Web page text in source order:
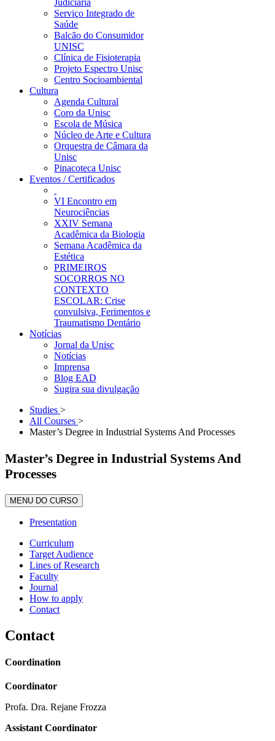
Judiciária
Serviço Integrado de
Saúde
Balcão do Consumidor
UNISC
Clínica de Fisioterapia
Projeto Espectro Unisc
Centro Socioambiental
Cultura
Agenda Cultural
Coro da Unisc
Escola de Música
Núcleo de Arte e Cultura
Orquestra de Câmara da
Unisc
Pinacoteca Unisc
Eventos / Certificados
VI Encontro em
Neurociências
XXIV Semana
Acadêmica da Biologia
Semana Acadêmica da
Estética
PRIMEIROS
SOCORROS NO
CONTEXTO
ESCOLAR: Crise
convulsiva, Ferimentos e
Traumatismo Dentário
Notícias
Jornal da Unisc
Notícias
Imprensa
Blog EAD
Sugira sua divulgação
Studies >
All Courses >
Master’s Degree in Industrial Systems And Processes
Master’s Degree in Industrial Systems And
Processes
MENU DO CURSO
Presentation
Curriculum
Target Audience
Lines of Research
Faculty
Journal
How to apply
Contact
Contact
Coordination
Coordinator
Profa. Dra. Rejane Frozza
Assistant Coordinator